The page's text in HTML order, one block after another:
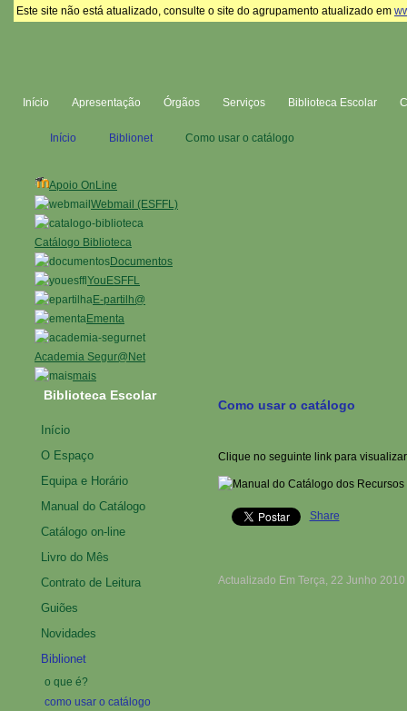
Este site não está atualizado, consulte o site do agrupamento atualizado em
Início Apresentação Órgãos Serviços Biblioteca Escolar
Apoio OnLine
Webmail (ESFFL)
Catálogo Biblioteca
Documentos
YouESFFL
E-partilh@
Ementa
Academia Segur@Net
mais
Início Biblionet Como usar o catálogo
Como usar o catálogo
Clique no seguinte link para
Share
Actualizado Em Terça, 22 Junho
Biblioteca Escolar
Início
O Espaço
Equipa e Horário
Manual do Catálogo
Catálogo on-line
Livro do Mês
Contrato de Leitura
Guiões
Novidades
Biblionet
o que é?
como usar o catálogo